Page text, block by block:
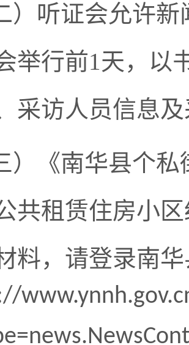
）听证会允许
举行前1天，以
采访人员信息
）《南华县个
共租赁住房小
料，请登录南